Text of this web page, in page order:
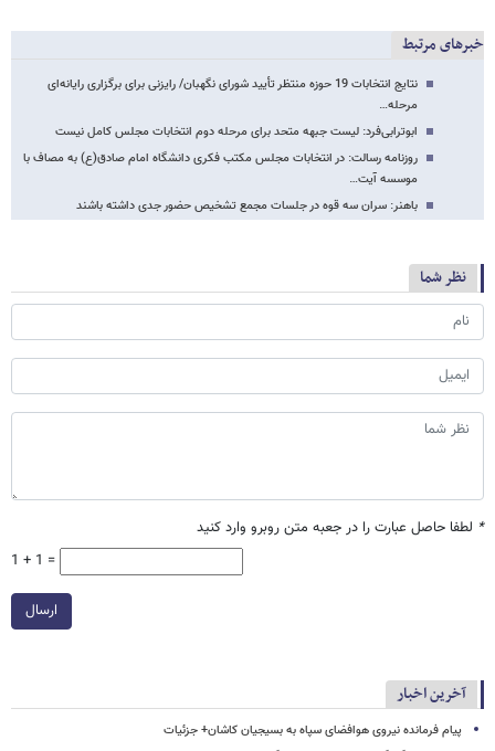
خبرهای مرتبط
نتایج انتخابات 19 حوزه منتظر تأیید شورای نگهبان/ رایزنی برای برگزاری رایانه‌ای
مرحله…
ابوترابی‌فرد: لیست جبهه متحد برای مرحله دوم انتخابات مجلس کامل نیست
روزنامه رسالت: در انتخابات مجلس مکتب فکری دانشگاه امام صادق(ع) به مصاف با
موسسه آیت…
باهنر: سران سه قوه در جلسات مجمع تشخیص حضور جدی داشته باشند
نظر شما
* لطفا حاصل عبارت را در جعبه متن روبرو وارد کنید
1 + 1 =
ارسال
آخرین اخبار
پیام فرمانده نیروی هوافضای سپاه به بسیجیان کاشان+ جزئیات